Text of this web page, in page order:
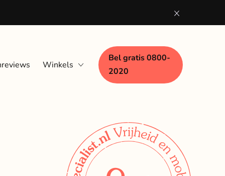
Winkels
Bel gratis 0800-
2020